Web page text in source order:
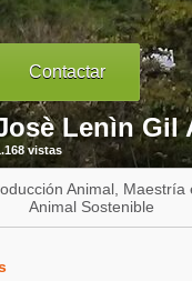
Contactar
Lenìn Gil
vistas
Animal, Maestría
Animal Sostenible